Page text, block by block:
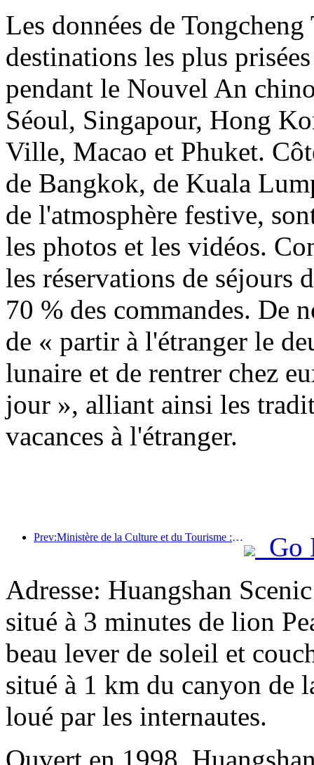
Les données de
destinations les plus
pendant le Nouvel An
Séoul, Singapour, Hong
Ville, Macao et Phuket.
de Bangkok, de Kuala
de l'atmosphère festive,
les photos et les vidéos.
les réservations de séjours
70 % des commandes. De
de « partir à l'étranger le
lunaire et de rentrer chez
jour », alliant ainsi les
vacances à l'étranger.
Prev:Ministère de la Culture et du Tourisme : Lancement de 22 activités thématiques réparties dans 7 grandes régions
Go
Adresse: Huangshan
situé à 3 minutes de lion
beau lever de soleil et
situé à 1 km du canyon de
loué par les internautes.
Ouvert en 1998,